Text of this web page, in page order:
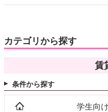
カテゴリから探す
賃
条件から探す
学生向